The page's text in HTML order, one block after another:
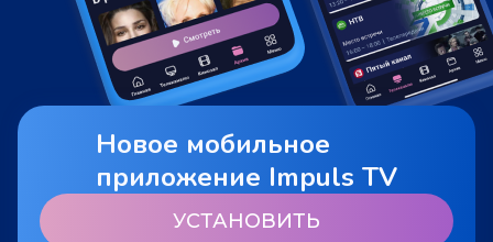
Новое мобильное
приложение Impuls TV
УСТАНОВИТЬ